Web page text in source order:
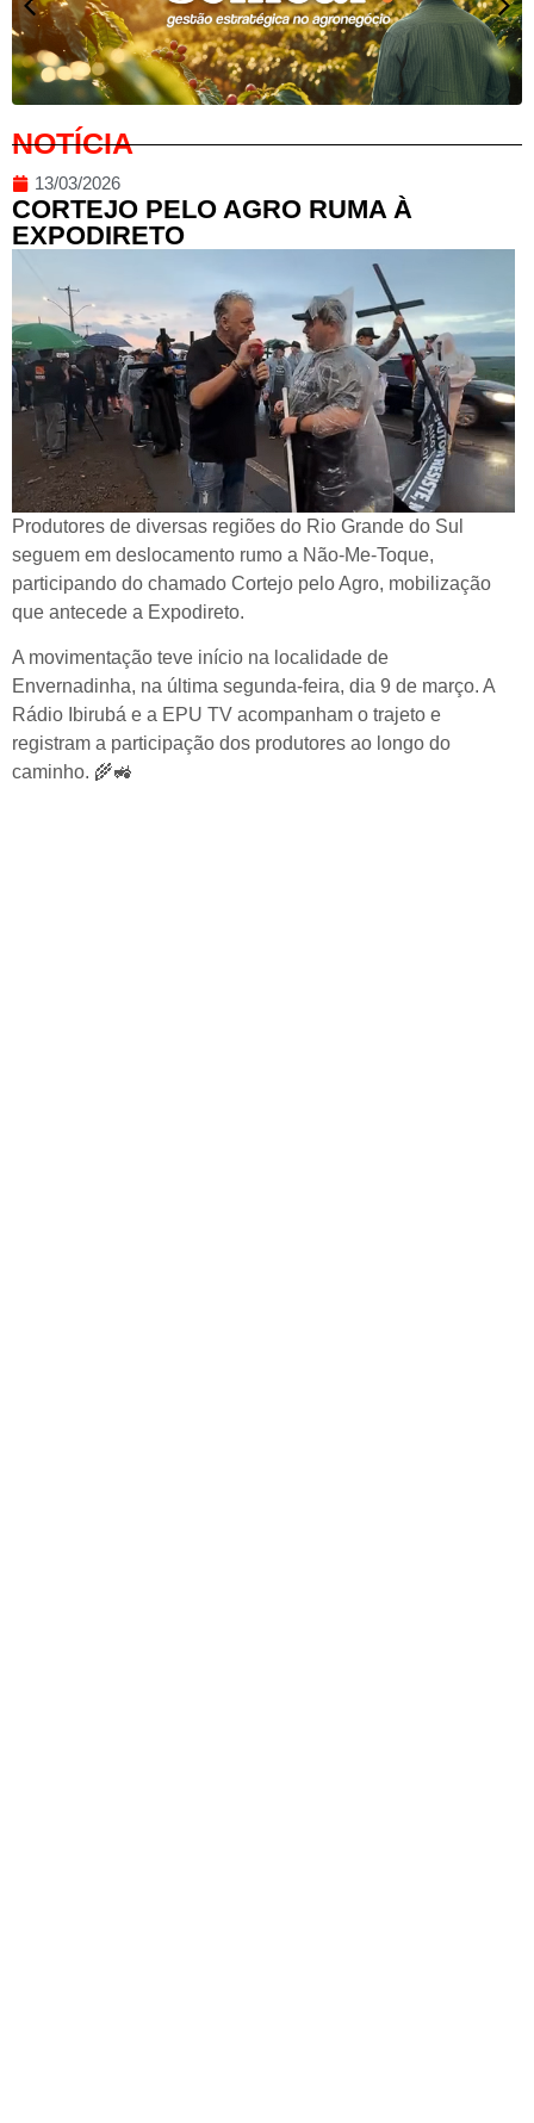
NOTÍCIA
13/03/2026
CORTEJO PELO AGRO RUMA À
EXPODIRETO
Produtores de diversas regiões do Rio Grande do Sul
seguem em deslocamento rumo a Não-Me-Toque,
participando do chamado Cortejo pelo Agro, mobilização
que antecede a Expodireto.
A movimentação teve início na localidade de
Envernadinha, na última segunda-feira, dia 9 de março. A
Rádio Ibirubá e a EPU TV acompanham o trajeto e
registram a participação dos produtores ao longo do
caminho. 🌾🚜